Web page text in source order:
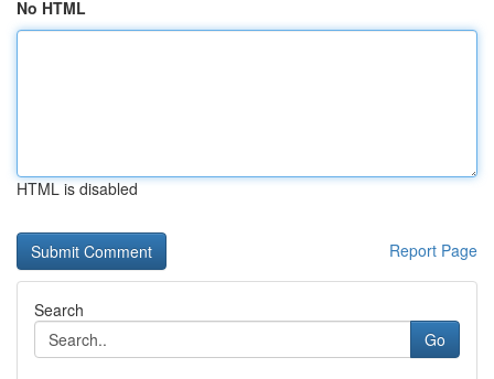
No HTML
HTML is disabled
Report Page
Search
Go